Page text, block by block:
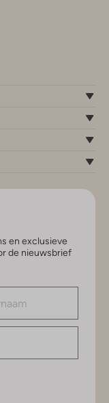
en exclusieve
de nieuwsbrief